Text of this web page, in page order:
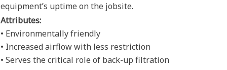
equipment’s uptime on the jobsite.
Attributes:
• Environmentally friendly
• Increased airflow with less restriction
• Serves the critical role of back-up filtration